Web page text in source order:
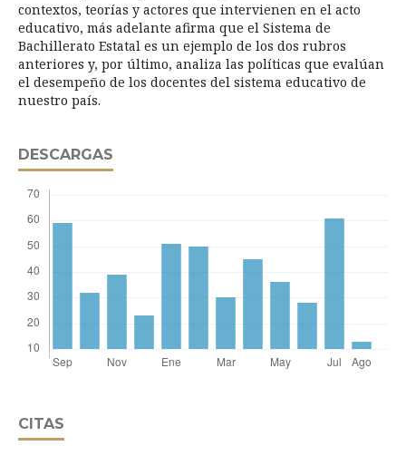
contextos, teorías y actores que intervienen en el acto
educativo, más adelante afirma que el Sistema de
Bachillerato Estatal es un ejemplo de los dos rubros
anteriores y, por último, analiza las políticas que evalúan
el desempeño de los docentes del sistema educativo de
nuestro país.
DESCARGAS
CITAS